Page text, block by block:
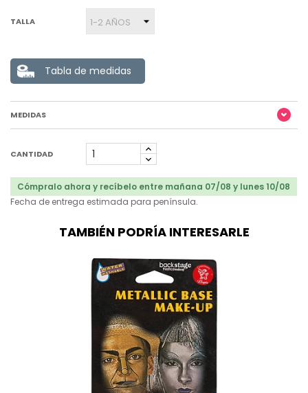
TALLA
Tabla de medidas
MEDIDAS
CANTIDAD
Cómpralo ahora y recíbelo entre mañana 07/08 y lunes 10/08
Fecha de entrega estimada para península.
TAMBIÉN PODRÍA INTERESARLE